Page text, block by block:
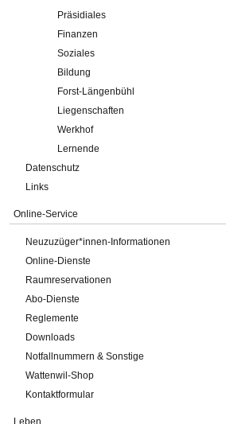
Präsidiales
Finanzen
Soziales
Bildung
Forst-Längenbühl
Liegenschaften
Werkhof
Lernende
Datenschutz
Links
Online-Service
Neuzuzüger*innen-Informationen
Online-Dienste
Raumreservationen
Abo-Dienste
Reglemente
Downloads
Notfallnummern & Sonstige
Wattenwil-Shop
Kontaktformular
Leben